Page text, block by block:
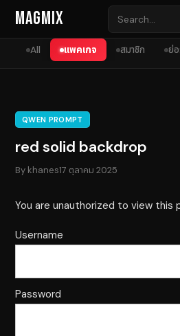
Skip to content
MagMix
All แพคเกจ สมาชิก ย่
QWEN PROMPT
red solid backdrop
By khanes17 ตุลาคม 2025
You are unauthorized to view this
Username
Password